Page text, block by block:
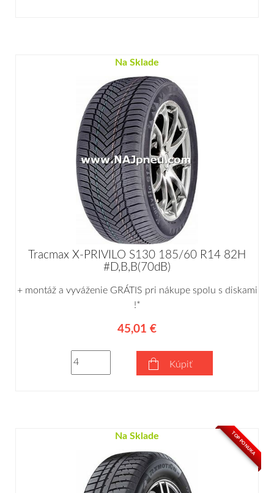
Na Sklade
Tracmax X-PRIVILO S130 185/60 R14 82H
#D,B,B(70dB)
+ montáž a vyváženie GRÁTIS pri nákupe spolu s diskami
!*
45,01 €
Kúpiť
Na Sklade TOP PONUKA